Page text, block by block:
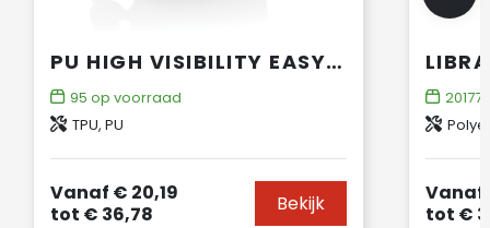
PU HIGH VISIBILITY EASY ACCESS 15.6" LAPTOPRUGZAK
95 op voorraad
TPU, PU
Vanaf € 20,19
tot € 36,78 Bekijk
20177
Vanaf
tot €